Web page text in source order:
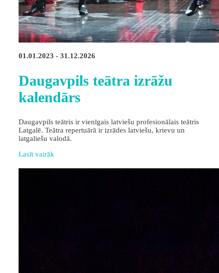
01.01.2023 - 31.12.2026
Daugavpils teātra izrāžu
kalendārs
Daugavpils teātris ir vienīgais latviešu profesionālais teātris
Latgalē. Teātra repertuārā ir izrādes latviešu, krievu un
latgaliešu valodā.
Lasīt vairāk